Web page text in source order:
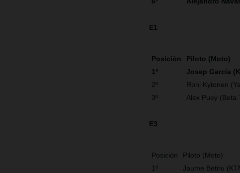
E1
Posición
Piloto (Moto)
1º
Josep García
2º
Roni Kytonen
3º
Alex Puey (Beta
E3
Posición
Piloto (Moto)
1º
Jaume Betriu